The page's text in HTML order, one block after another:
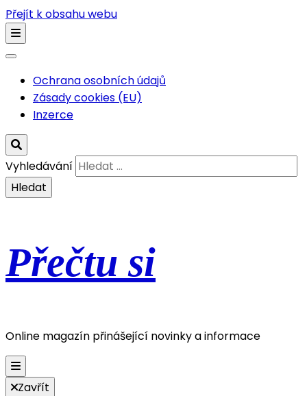
Přejít k obsahu webu
Ochrana osobních údajů
Zásady cookies (EU)
Inzerce
Vyhledávání
Přečtu si
Online magazín přinášející novinky a informace
Zavřít